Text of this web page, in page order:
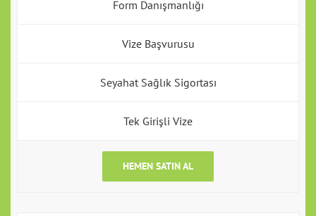
Form Danışmanlığı
Vize Başvurusu
Seyahat Sağlık Sigortası
Tek Girişli Vize
HEMEN SATIN AL